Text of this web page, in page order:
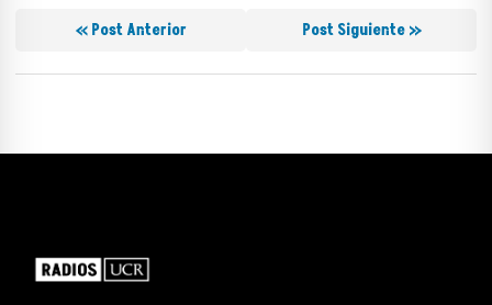
« Post Anterior Post Siguiente »